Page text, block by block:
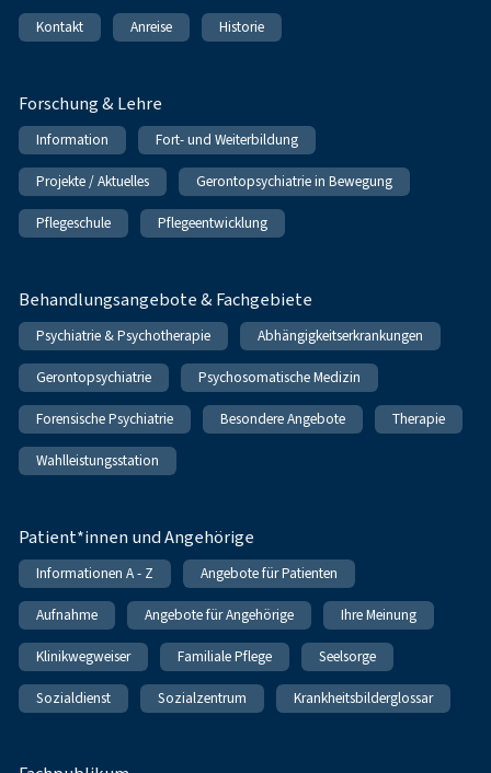
Kontakt Anreise Historie
Forschung & Lehre
Information Fort- und Weiterbildung
Projekte / Aktuelles Gerontopsychiatrie in Bewegung
Pflegeschule Pflegeentwicklung
Behandlungsangebote & Fachgebiete
Psychiatrie & Psychotherapie Abhängigkeitserkrankungen
Gerontopsychiatrie Psychosomatische Medizin
Forensische Psychiatrie Besondere Angebote Therapie
Wahlleistungsstation
Patient*innen und Angehörige
Informationen A - Z Angebote für Patienten
Aufnahme Angebote für Angehörige Ihre Meinung
Klinikwegweiser Familiale Pflege Seelsorge
Sozialdienst Sozialzentrum Krankheitsbilderglossar